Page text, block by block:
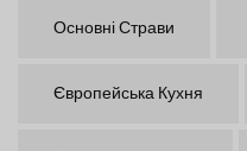
Основні Страви
Європейська Кухня